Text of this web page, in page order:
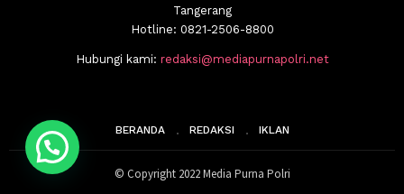
Tangerang
Hotline: 0821-2506-8800
Hubungi kami: redaksi@mediapurnapolri.net
BERANDA REDAKSI IKLAN
© Copyright 2022 Media Purna Polri